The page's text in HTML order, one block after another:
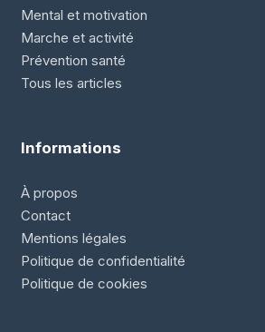
Mental et motivation
Marche et activité
Prévention santé
Tous les articles
Informations
À propos
Contact
Mentions légales
Politique de confidentialité
Politique de cookies